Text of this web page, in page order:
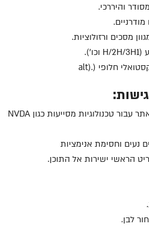
והיררכי.
מסכים ורזולוציות.
(1
H/2H/3H וכו').
חלופי (alt).
טכנולוגיות מסייעות כגון NVDA
נעים וחסימת אנימציות
הראשי ישירות אל התוכן.
לבן.